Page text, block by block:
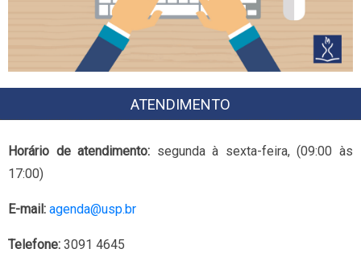
ATENDIMENTO
Horário de atendimento: segunda à sexta-feira, (09:00 às
17:00)
E-mail: agenda@usp.br
Telefone: 3091 4645